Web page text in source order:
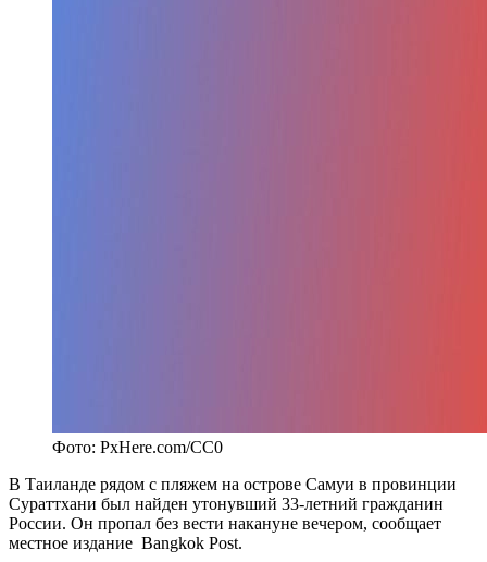
Фото: PxHere.com/CC0
В Таиланде рядом с пляжем на острове Самуи в провинции
Сураттхани был найден утонувший 33-летний гражданин
России. Он пропал без вести накануне вечером, сообщает
местное издание Bangkok Post.